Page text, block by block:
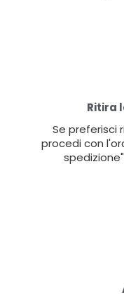
Ritira
Se preferisci
procedi con